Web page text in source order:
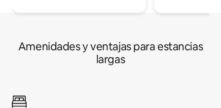
Amenidades y ventajas para estancias
largas